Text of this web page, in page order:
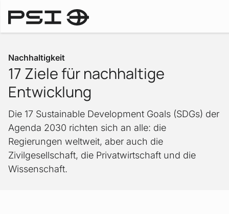
Nachhaltigkeit
17 Ziele für nachhaltige
Entwicklung
Die 17 Sustainable Development Goals (SDGs) der
Agenda 2030 richten sich an alle: die
Regierungen weltweit, aber auch die
Zivilgesellschaft, die Privatwirtschaft und die
Wissenschaft.